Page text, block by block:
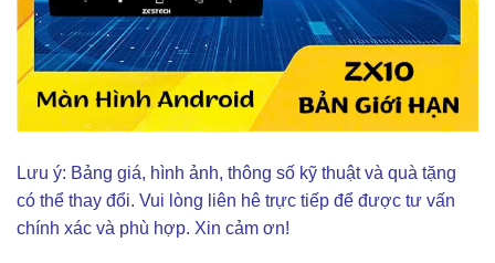
Lưu ý: Bảng giá, hình ảnh, thông số kỹ thuật và quà tặng
có thể thay đổi. Vui lòng liên hê trực tiếp để được tư vấn
chính xác và phù hợp. Xin cảm ơn!